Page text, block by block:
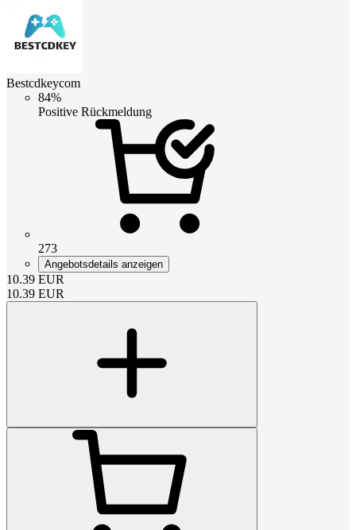
Bestcdkeycom
84%
Positive Rückmeldung
273
Angebotsdetails anzeigen
10.39 EUR
10.39 EUR